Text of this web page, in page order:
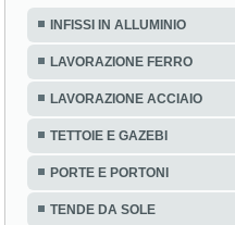
INFISSI IN ALLUMINIO
LAVORAZIONE FERRO
LAVORAZIONE ACCIAIO
TETTOIE E GAZEBI
PORTE E PORTONI
TENDE DA SOLE